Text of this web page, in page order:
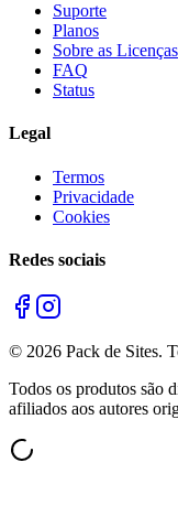
Suporte
Planos
Sobre as Licenças
FAQ
Status
Legal
Termos
Privacidade
Cookies
Redes sociais
© 2026 Pack de Sites.
Todos os produtos são
afiliados aos autores